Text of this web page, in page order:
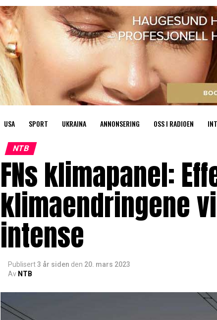
USA SPORT UKRAINA ANNONSERING OSS I RADIOEN
NTB
FNs klimapanel:
klimaendringene
intense
Publisert3 år siden den 20. mars 2023
Av NTB